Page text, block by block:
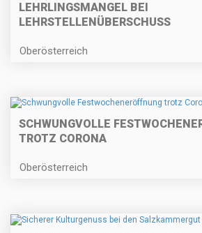
LEHRLINGSMANGEL BEI
LEHRSTELLENÜBERSCHUSS
Oberösterreich
SCHWUNGVOLLE
TROTZ CORONA
Oberösterreich